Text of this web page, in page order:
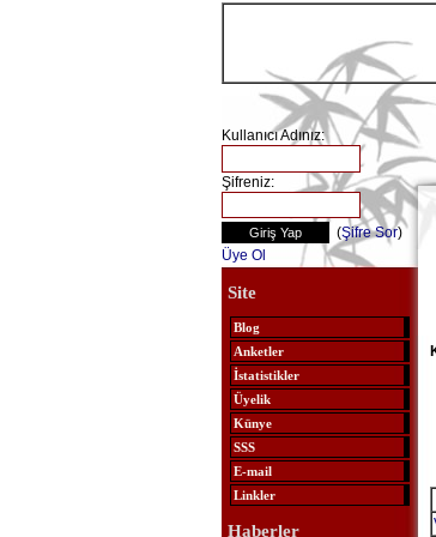
Kullanıcı Adınız:
Şifreniz:
(Şifre Sor)
Üye Ol
Site
Blog
Anketler
İstatistikler
Üyelik
Künye
SSS
E-mail
Linkler
Haberler